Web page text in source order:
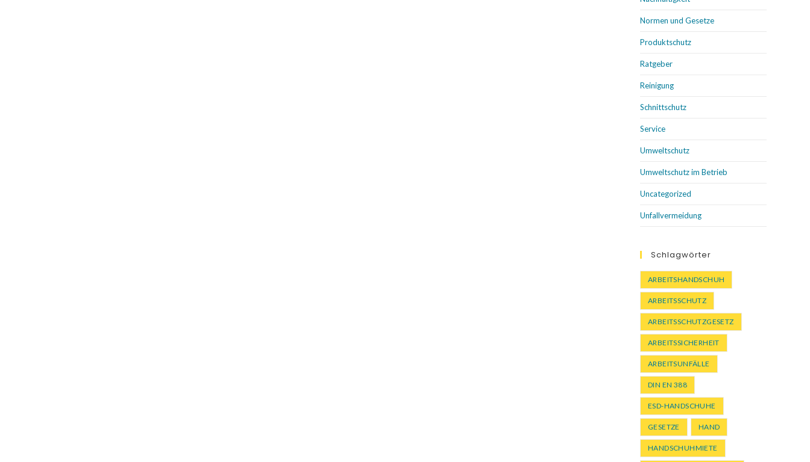
Normen und Gesetze
Produktschutz
Ratgeber
Reinigung
Schnittschutz
Service
Umweltschutz
Umweltschutz im Betrieb
Uncategorized
Unfallvermeidung
Schlagwörter
ARBEITSHANDSCHUH
ARBEITSSCHUTZ
ARBEITSSCHUTZGESETZ
ARBEITSSICHERHEIT
ARBEITSUNFÄLLE
DIN EN 388
ESD-HANDSCHUHE
GESETZE HAND
HANDSCHUHMIETE